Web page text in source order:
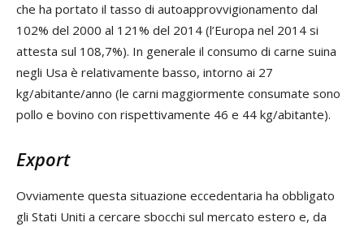
che ha portato il tasso di autoapprovvigionamento dal
102% del 2000 al 121% del 2014 (l’Europa nel 2014 si
attesta sul 108,7%). In generale il consumo di carne suina
negli Usa è relativamente basso, intorno ai 27
kg/abitante/anno (le carni maggiormente consumate sono
pollo e bovino con rispettivamente 46 e 44 kg/abitante).
Export
Ovviamente questa situazione eccedentaria ha obbligato
gli Stati Uniti a cercare sbocchi sul mercato estero e, da